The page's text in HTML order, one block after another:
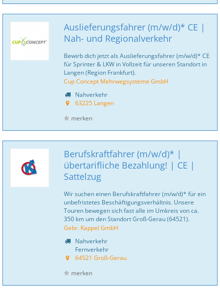
Auslieferungsfahrer (m/w/d)* CE |
Nah- und Regionalverkehr
Bewirb dich jetzt als Auslieferungsfahrer (m/w/d)* CE
für Sprinter & LKW in Vollzeit für unseren Standort in
Langen (Region Frankfurt).
Cup Concept Mehrwegsysteme GmbH
Nahverkehr
63225 Langen
merken
Berufskraftfahrer (m/w/d)* |
übertarifliche Bezahlung! | CE |
Sattelzug
Wir suchen einen Berufskraftfahrer (m/w/d)* für ein
unbefristetes Beschäftigungsverhältnis. Unsere
Touren bewegen sich fast alle im Umkreis von ca.
350 km um den Standort Groß-Gerau (64521).
Gebr. Kappel GmbH
Nahverkehr
Fernverkehr
64521 Groß-Gerau
merken